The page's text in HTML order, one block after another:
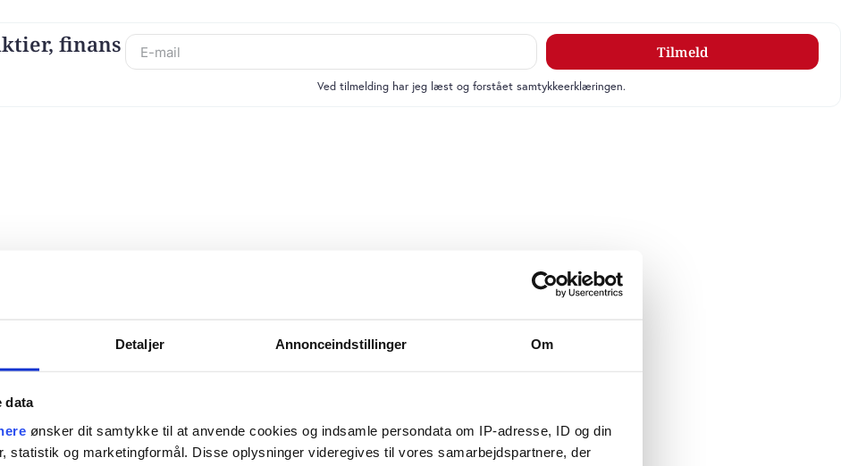
Detaljer Annonceindstillinger Om
data
ønsker dit samtykke til at anvende cookies og indsamle persondata om IP-adresse, ID og din
statistik og marketingformål. Disse oplysninger videregives til vores samarbejdspartnere, der
finans Tilmeld
Ved tilmelding har jeg læst og forstået samtykkeerklæringen.